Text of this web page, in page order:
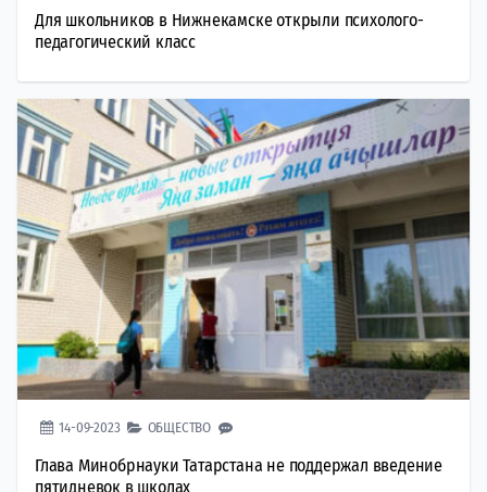
Для школьников в Нижнекамске открыли психолого-
педагогический класс
14-09-2023 ОБЩЕСТВО
Глава Минобрнауки Татарстана не поддержал введение
пятидневок в школах